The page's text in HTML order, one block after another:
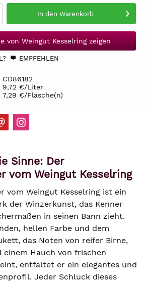
In den Warenkorb
von Weingut Kesselring zeigen
EMPFEHLEN
CD86182
9,72 €/Liter
7,29 €/Flasche(n)
Sinne: Der
vom Weingut Kesselring
vom Weingut Kesselring ist ein
der Winzerkunst, das Kenner
in seinen Bann zieht.
hellen Farbe und dem
das Noten von reifer Birne,
einem Hauch von frischen
entfaltet er ein elegantes und
Jeder Schluck dieses